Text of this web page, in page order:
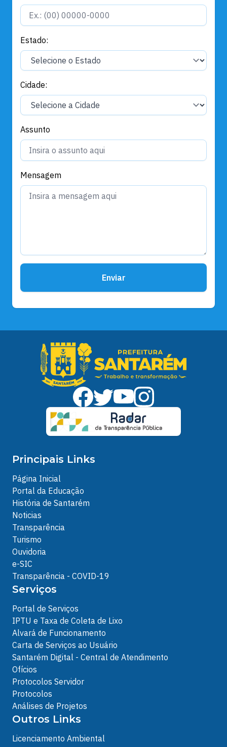
Estado:
Cidade:
Assunto
Mensagem
Enviar
Principais Links
Página Inicial
Portal da Educação
História de Santarém
Noticias
Transparência
Turismo
Ouvidoria
e-SIC
Transparência - COVID-19
Serviços
Portal de Serviços
IPTU e Taxa de Coleta de Lixo
Alvará de Funcionamento
Carta de Serviços ao Usuário
Santarém Digital - Central de Atendimento
Ofícios
Protocolos Servidor
Protocolos
Análises de Projetos
Outros Links
Licenciamento Ambiental